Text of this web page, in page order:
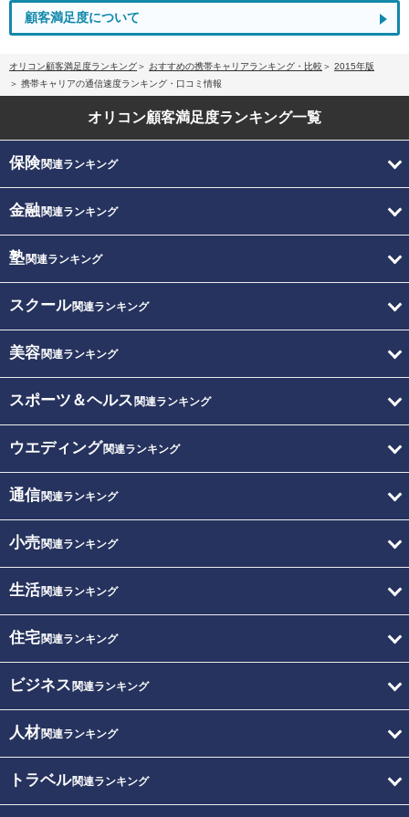
顧客満足度について
オリコン顧客満足度ランキング おすすめの携帯キャリアランキング・比較
2015年版
携帯キャリアの通信速度ランキング・口コミ情報
オリコン顧客満足度ランキング一覧
保険関連ランキング
金融関連ランキング
塾関連ランキング
スクール関連ランキング
美容関連ランキング
スポーツ＆ヘルス 関連ランキング
ウエディング関連ランキング
通信関連ランキング
小売関連ランキング
生活関連ランキング
住宅関連ランキング
ビジネス 関連ランキング
人材関連ランキング
トラベル関連ランキング